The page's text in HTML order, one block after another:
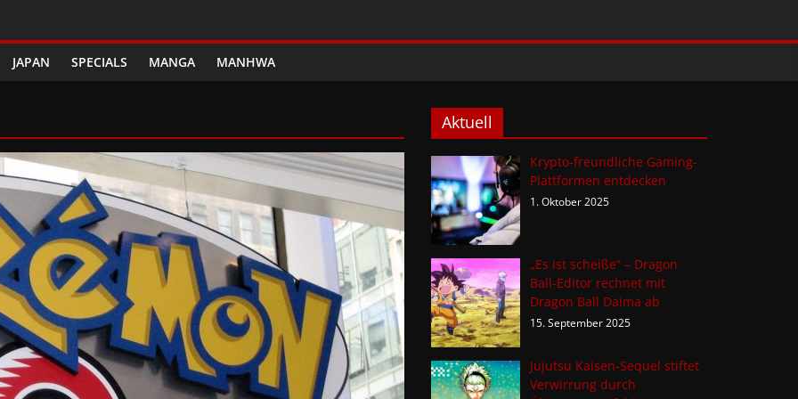
JAPAN SPECIALS MANGA MANHWA
Aktuell
Krypto-freundliche Gaming-
Plattformen entdecken
1. Oktober 2025
„Es ist scheiße“ – Dragon
Ball-Editor rechnet mit
Dragon Ball Daima ab
15. September 2025
Jujutsu Kaisen-Sequel stiftet
Verwirrung durch